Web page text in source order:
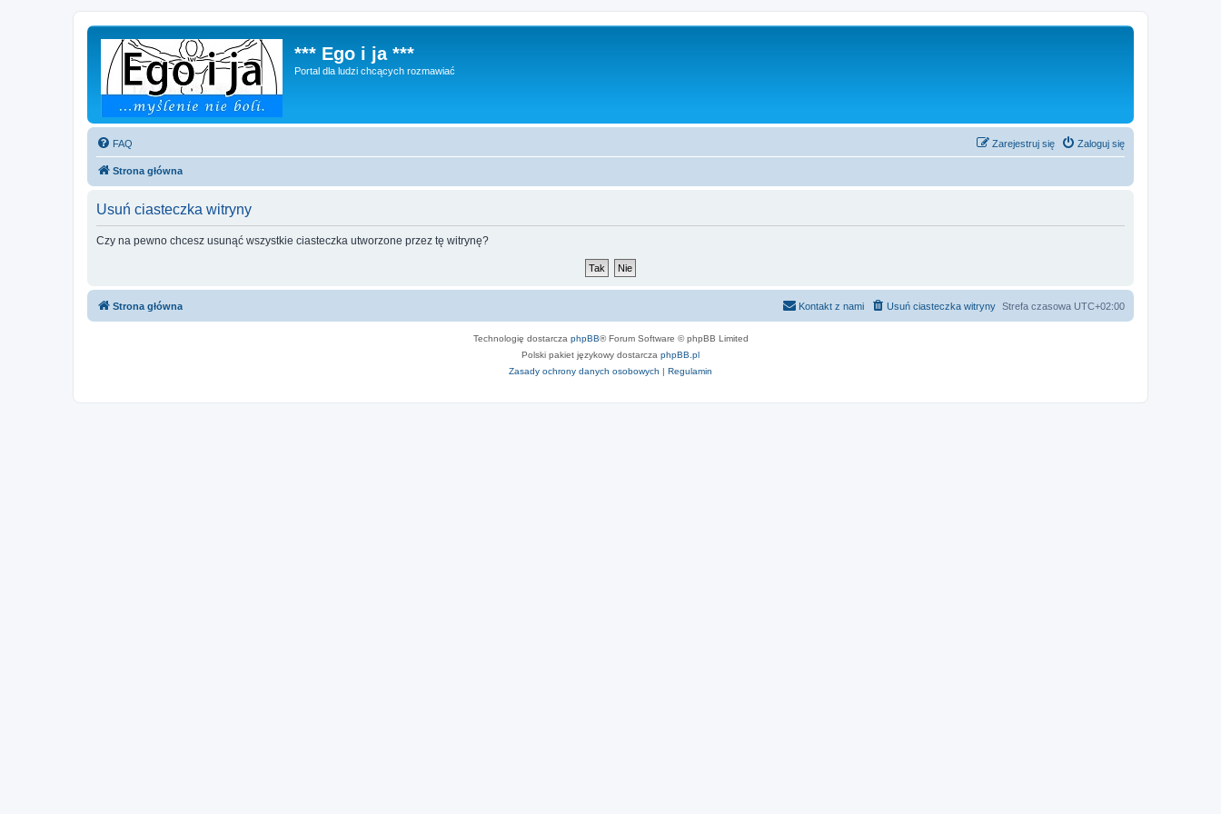
*** Ego i ja ***
Portal dla ludzi chcących rozmawiać
FAQ Zaloguj się
Zarejestruj się
Strona główna
Usuń ciasteczka witryny
Czy na pewno chcesz usunąć wszystkie ciasteczka utworzone przez tę witrynę?
Strona główna Strefa czasowa UTC+02:00
Usuń ciasteczka witryny
Kontakt z nami
Technologię dostarcza phpBB® Forum Software © phpBB Limited
Polski pakiet językowy dostarcza phpBB.pl
Zasady ochrony danych osobowych | Regulamin